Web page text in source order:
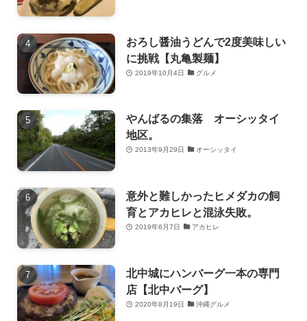
おろし醤油うどんで2度美味しい
に挑戦【丸亀製麺】
2019年10月4日 グルメ
やんばるの集落 オーシッタイ
地区。
2013年9月29日 オーシッタイ
意外と難しかったヒメダカの飼
育とアカヒレと混泳失敗。
2019年6月7日 アカヒレ
北中城にハンバーグ一本の専門
店【北中バーグ】
2020年8月19日 沖縄グルメ